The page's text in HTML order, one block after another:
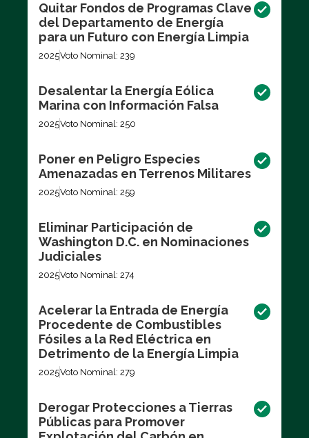
Quitar Fondos de Programas Clave
del Departamento de Energía
para un Futuro con Energía Limpia
2025Voto Nominal: 239
Desalentar la Energía Eólica
Marina con Información Falsa
2025Voto Nominal: 250
Poner en Peligro Especies
Amenazadas en Terrenos Militares
2025Voto Nominal: 259
Eliminar Participación de
Washington D.C. en Nominaciones
Judiciales
2025Voto Nominal: 274
Acelerar la Entrada de Energía
Procedente de Combustibles
Fósiles a la Red Eléctrica en
Detrimento de la Energía Limpia
2025Voto Nominal: 279
Derogar Protecciones a Tierras
Públicas para Promover